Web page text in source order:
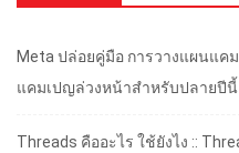
Meta ปล่อยคู่มือ การวางแผนแค
แคมเปญล่วงหน้าสำหรับปลายปีนี้
Threads คืออะไร ใช้ยังไง ::